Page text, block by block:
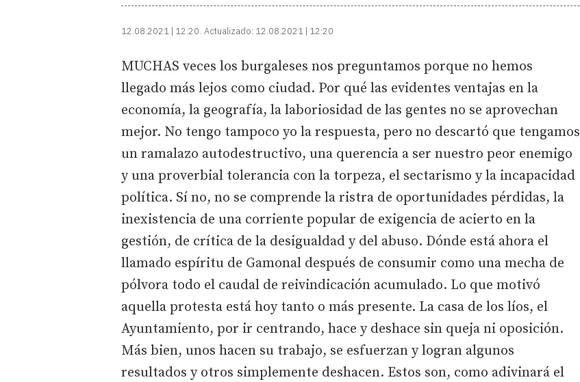
12.08.2021 | 12:20 Actualizado: 12.08.2021 | 12:20
MUCHAS veces los burgaleses nos preguntamos porque no hemos
llegado más lejos como ciudad. Por qué las evidentes ventajas en la
economía, la geografía, la laboriosidad de las gentes no se aprovechan
mejor. No tengo tampoco yo la respuesta, pero no descartó que tengamos
un ramalazo autodestructivo, una querencia a ser nuestro peor enemigo
y una proverbial tolerancia con la torpeza, el sectarismo y la incapacidad
política. Sí no, no se comprende la ristra de oportunidades pérdidas, la
inexistencia de una corriente popular de exigencia de acierto en la
gestión, de crítica de la desigualdad y del abuso. Dónde está ahora el
llamado espíritu de Gamonal después de consumir como una mecha de
pólvora todo el caudal de reivindicación acumulado. Lo que motivó
aquella protesta está hoy tanto o más presente. La casa de los líos, el
Ayuntamiento, por ir centrando, hace y deshace sin queja ni oposición.
Más bien, unos hacen su trabajo, se esfuerzan y logran algunos
resultados y otros simplemente deshacen. Estos son, como adivinará el